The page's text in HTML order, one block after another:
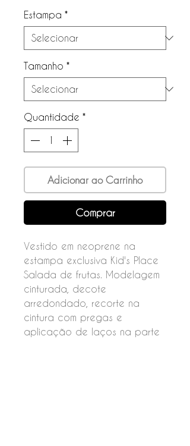
Estampa *
Tamanho *
Quantidade *
Adicionar ao Carrinho
Comprar
Vestido em neoprene na
estampa exclusiva Kid's Place
Salada de frutas. Modelagem
cinturada, decote
arredondado, recorte na
cintura com pregas e
aplicação de laços na parte